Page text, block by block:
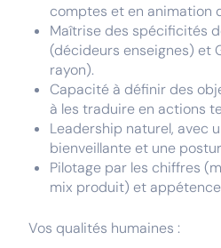
comptes et en animation
Maîtrise des spécificités
(décideurs enseignes) et
rayon).
Capacité à définir des
à les traduire en actions
Leadership naturel, avec
bienveillante et une
Pilotage par les chiffres
mix produit) et
Vos qualités humaines :